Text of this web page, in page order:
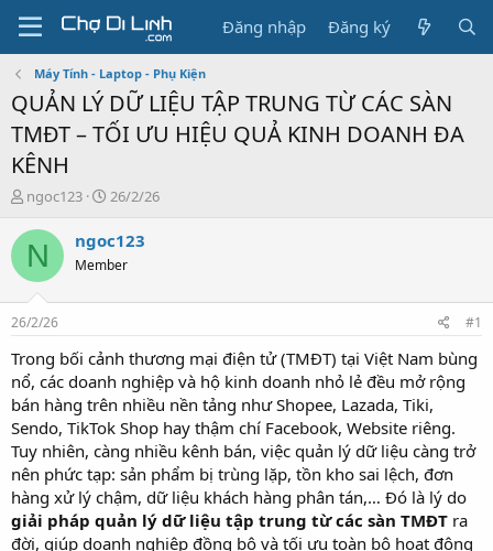
Đăng nhập Đăng ký
Máy Tính - Laptop - Phụ Kiện
QUẢN LÝ DỮ LIỆU TẬP TRUNG TỪ CÁC SÀN
TMĐT – TỐI ƯU HIỆU QUẢ KINH DOANH ĐA
KÊNH
T
r
e
a
s
t
a
r
t
e
r
ngoc123
N
à
g
26/2/26
N ngoc123
Member
26/2/26 #1
Trong bối cảnh thương mại điện tử (TMĐT) tại Việt Nam bùng
nổ, các doanh nghiệp và hộ kinh doanh nhỏ lẻ đều mở rộng
bán hàng trên nhiều nền tảng như Shopee, Lazada, Tiki,
Sendo, TikTok Shop hay thậm chí Facebook, Website riêng.
Tuy nhiên, càng nhiều kênh bán, việc quản lý dữ liệu càng trở
nên phức tạp: sản phẩm bị trùng lặp, tồn kho sai lệch, đơn
hàng xử lý chậm, dữ liệu khách hàng phân tán,… Đó là lý do
giải pháp quản lý dữ liệu tập trung từ các sàn TMĐT ra
đời, giúp doanh nghiệp đồng bộ và tối ưu toàn bộ hoạt động